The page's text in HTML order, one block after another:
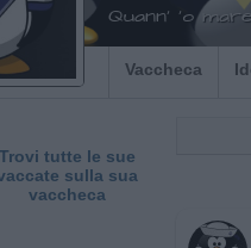
Quann' 'o
Vaccheca
Trovi tutte le sue
sulla sua
vaccheca